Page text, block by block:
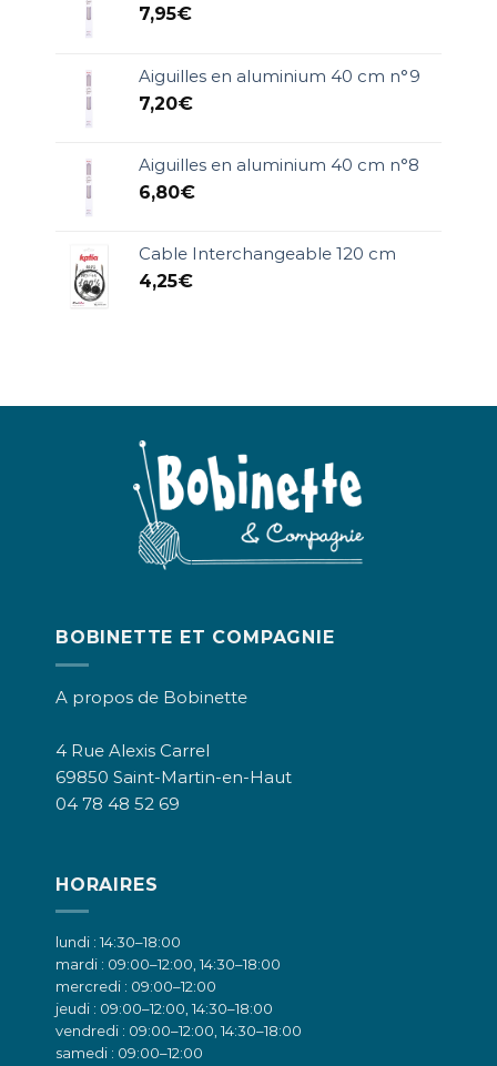
7,95€
Aiguilles en aluminium 40 cm n°9
7,20€
Aiguilles en aluminium 40 cm n°8
6,80€
Cable Interchangeable 120 cm
4,25€
BOBINETTE ET COMPAGNIE
A propos de Bobinette
4 Rue Alexis Carrel
69850 Saint-Martin-en-Haut
04 78 48 52 69
HORAIRES
lundi : 14:30–18:00
mardi : 09:00–12:00, 14:30–18:00
mercredi : 09:00–12:00
jeudi : 09:00–12:00, 14:30–18:00
vendredi : 09:00–12:00, 14:30–18:00
samedi : 09:00–12:00